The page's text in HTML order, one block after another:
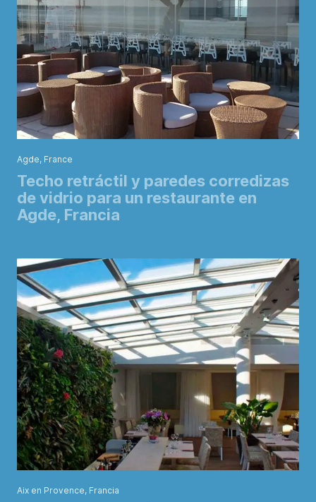
Agde, France
Techo retráctil y paredes corredizas
de vidrio para un restaurante en
Agde, Francia
Aix en Provence, Francia